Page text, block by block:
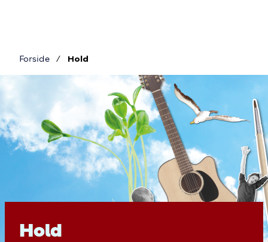
Brødkrumme
Forside Hold
Hold
Hold